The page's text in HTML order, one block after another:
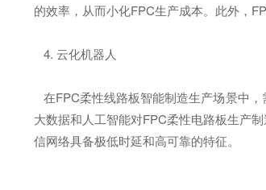
的效率，从而小化FPC生产成本。此外，
4. 云化机器人
在FPC柔性线路板智能制造生产场景中
大数据和人工智能对FPC柔性电路板生产
信网络具备极低时延和高可靠的特征。